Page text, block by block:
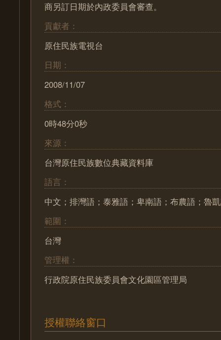
商另訂日期於內政委員會審查。
貢獻者：
原住民族電視台
日期：
2008/11/07
格式：
0時48分0秒
來源：
台灣原住民族數位典藏資料庫
語言：
中文；排灣語；泰雅語；卑南語；布農語；魯
範圍：
台灣
管理權：
行政院原住民族委員會文化園區管理局
授權聯絡窗口